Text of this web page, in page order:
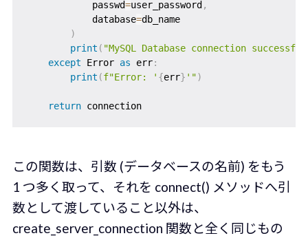
            passwd
=user_password ,
            database
=db_name
)
print ( "MySQL Database connection
except Error as err:
print (f"Error: ' {err} '")
return connection
この関数は、引数 (データベースの名前) をもう
1 つ多く取って、それを connect() メソッドへ引
数として渡していること以外は、
create_server_connection 関数と全く同じもの